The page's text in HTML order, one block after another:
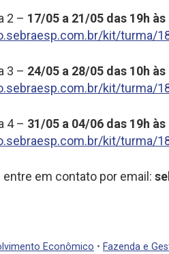
2 – 17/05 a 21/05 das 19h às
kit/turma/
3 – 24/05 a 28/05 das 10h às
kit/turma/
4 – 31/05 a 04/06 das 19h às
kit/turma/
em contato por email:
Econômico • Fazenda e